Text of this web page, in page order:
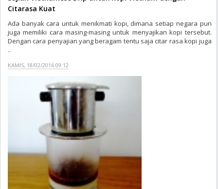
Citarasa Kuat
Ada banyak cara untuk menikmati kopi, dimana setiap negara pun
juga memiliki cara masing-masing untuk menyajikan kopi tersebut.
Dengan cara penyajian yang beragam tentu saja citar rasa kopi juga
..
KAMIS, 18/02/2016 09:12